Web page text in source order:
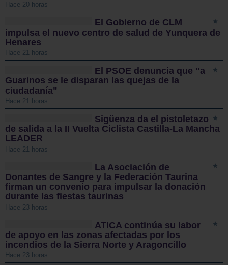
Hace 20 horas
El Gobierno de CLM
impulsa el nuevo centro de salud de Yunquera de
Henares
Hace 21 horas
El PSOE denuncia que "a
Guarinos se le disparan las quejas de la
ciudadanía"
Hace 21 horas
Sigüenza da el pistoletazo
de salida a la II Vuelta Ciclista Castilla-La Mancha
LEADER
Hace 21 horas
La Asociación de
Donantes de Sangre y la Federación Taurina
firman un convenio para impulsar la donación
durante las fiestas taurinas
Hace 23 horas
ATICA continúa su labor
de apoyo en las zonas afectadas por los
incendios de la Sierra Norte y Aragoncillo
Hace 23 horas